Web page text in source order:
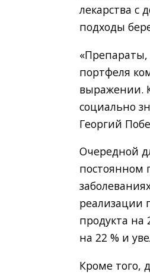
лекарства
подходы
«Препараты,
портфеля
выражении.
социально
Георгий
Очередной
постоянном
реализации
продукта на
на 22 % и
Кроме того,